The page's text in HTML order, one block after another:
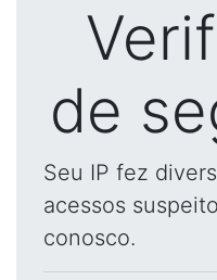
de
Seu IP fez
acessos
conosco.